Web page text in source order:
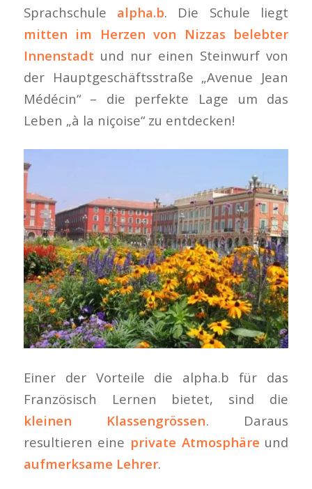
Sprachschule alpha.b. Die Schule liegt
mitten im Herzen von Nizzas belebter
Innenstadt und nur einen Steinwurf von
der Hauptgeschäftsstraße „Avenue Jean
Médécin“ – die perfekte Lage um das
Leben „à la niçoise“ zu entdecken!
Einer der Vorteile die alpha.b für das
Französisch Lernen bietet, sind die
kleinen Klassengrössen. Daraus
resultieren eine private Atmosphäre und
aufmerksame Lehrer.